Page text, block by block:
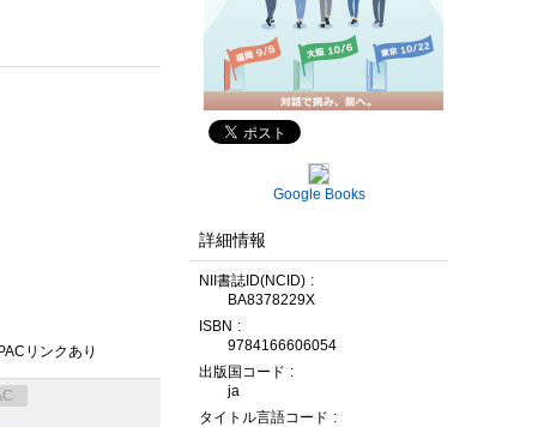
リンクあり
Google Books
詳細情報
NII書誌ID(NCID)
BA8378229X
ISBN
9784166606054
出版国コード
ja
タイトル言語コード